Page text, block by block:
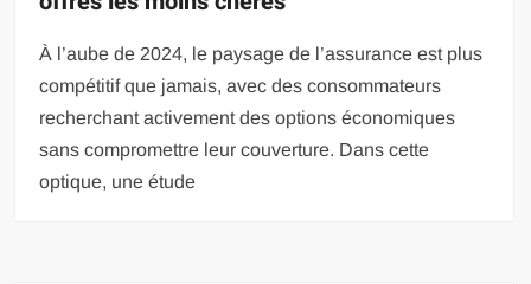
À l’aube de 2024, le paysage de l’assurance est plus
compétitif que jamais, avec des consommateurs
recherchant activement des options économiques
sans compromettre leur couverture. Dans cette
optique, une étude